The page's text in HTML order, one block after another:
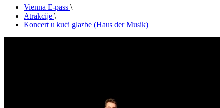
Vienna E-pass \
Atrakcije \
Koncert u kući glazbe (Haus der Musik)